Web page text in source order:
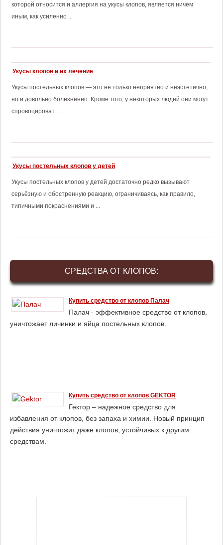
которой относится и аллергия на укусы клопов, является ничем
иным, как усиленно ...
Укусы клопов и их лечение
Укусы постельных клопов — это не только неприятно и неэстетично,
но и довольно болезненно. Кроме того, у некоторых людей они могут
спровоцироват ...
Укусы постельных клопов у детей
Укусы постельных клопов у детей достаточно редко вызывают
серьёзную и обостренную реакцию, ограничиваясь, как правило,
типичными покраснениями и ...
СРЕДСТВА ОТ КЛОПОВ:
Купить средство от клопов Палач
Палач - эффективное средство от клопов,
уничтожает личинки и яйца постельных клопов.
Купить средство от клопов GEKTOR
Гектор – надежное средство для
избавления от клопов, без запаха и химии. Новый принцип
действия уничтожит даже клопов, устойчивых к другим
средствам.